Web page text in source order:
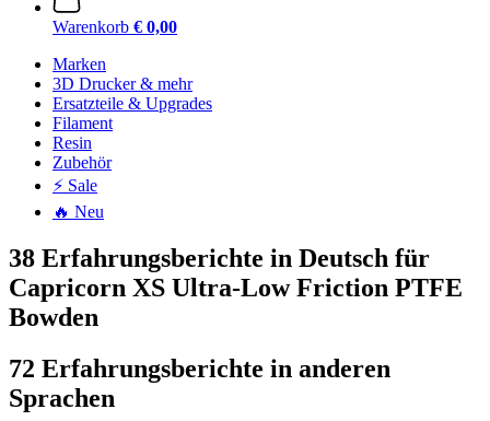
Warenkorb € 0,00
Marken
3D Drucker & mehr
Ersatzteile & Upgrades
Filament
Resin
Zubehör
⚡ Sale
🔥 Neu
38 Erfahrungsberichte in Deutsch für
Capricorn XS Ultra-Low Friction PTFE
Bowden
72 Erfahrungsberichte in anderen
Sprachen